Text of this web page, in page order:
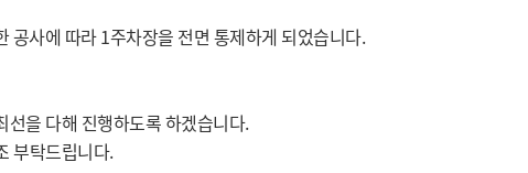
공사에 따라 1주차장을 전면 통제하게 되었습니다.
을 다해 진행하도록 하겠습니다.
부탁드립니다.